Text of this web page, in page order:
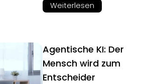
Weiterlesen
Agentische KI: Der
Mensch wird zum
Entscheider